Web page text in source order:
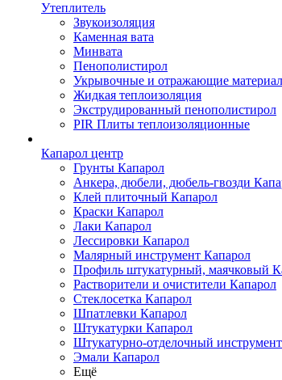
Утеплитель
Звукоизоляция
Каменная вата
Минвата
Пенополистирол
Укрывочные и отражающие
Жидкая теплоизоляция
Экструдированный пенополистирол
PIR Плиты теплоизоляционные
Капарол центр
Грунты Капарол
Анкера, дюбели, дюбель-гвозди
Клей плиточный Капарол
Краски Капарол
Лаки Капарол
Лессировки Капарол
Малярный инструмент Капарол
Профиль штукатурный, маячковый
Растворители и очистители Капарол
Cтеклосетка Капарол
Шпатлевки Капарол
Штукатурки Капарол
Штукатурно-отделочный
Эмали Капарол
Ещё